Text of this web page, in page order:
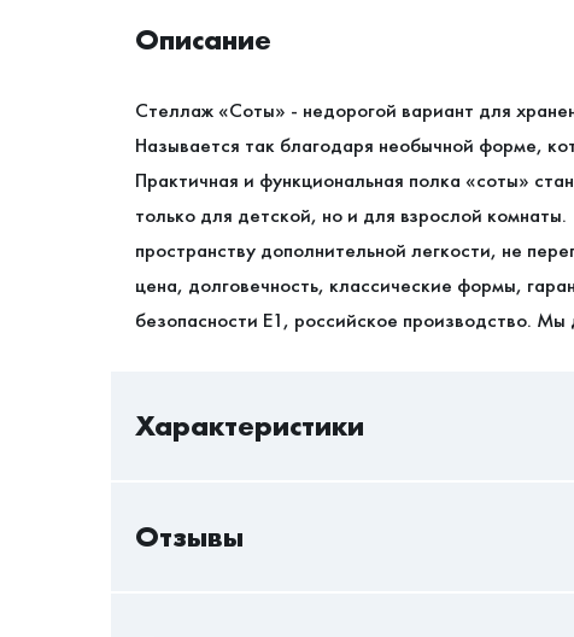
Описание
Стеллаж «Соты» - недорогой вариант для
Называется так благодаря необычной форме,
Практичная и функциональная полка «соты»
только для детской, но и для взрослой
пространству дополнительной легкости, не
цена, долговечность, классические формы,
безопасности Е1, российское производство.
Характеристики
В/Ш/Г
Отзывы